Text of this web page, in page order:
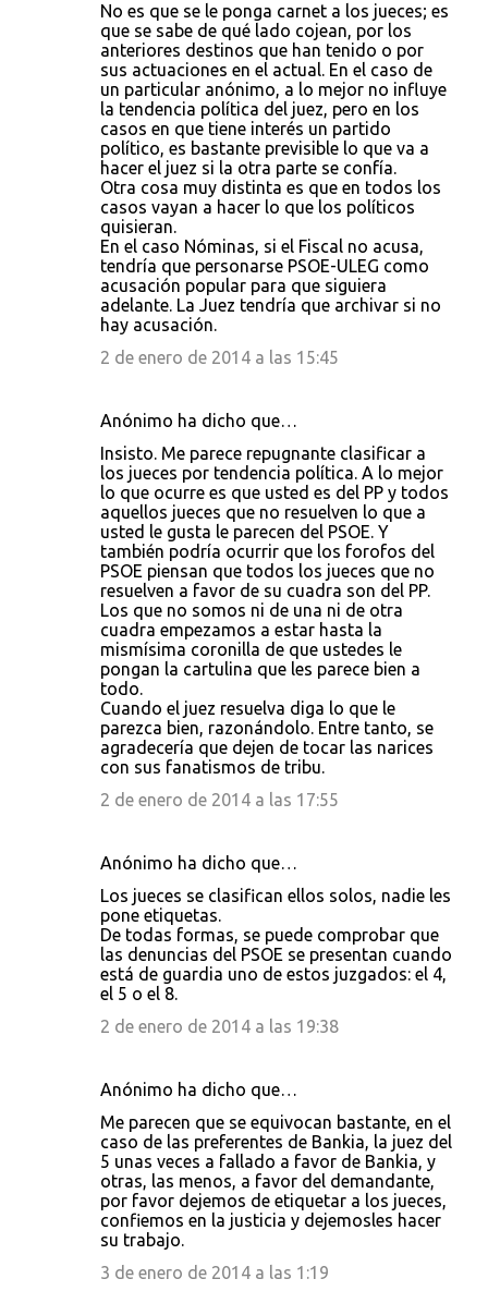
No es que se le ponga carnet a los jueces; es
que se sabe de qué lado cojean, por los
anteriores destinos que han tenido o por
sus actuaciones en el actual. En el caso de
un particular anónimo, a lo mejor no influye
la tendencia política del juez, pero en los
casos en que tiene interés un partido
político, es bastante previsible lo que va a
hacer el juez si la otra parte se confía.
Otra cosa muy distinta es que en todos los
casos vayan a hacer lo que los políticos
quisieran.
En el caso Nóminas, si el Fiscal no acusa,
tendría que personarse PSOE-ULEG como
acusación popular para que siguiera
adelante. La Juez tendría que archivar si no
hay acusación.
2 de enero de 2014 a las 15:45
Anónimo ha dicho que…
Insisto. Me parece repugnante clasificar a
los jueces por tendencia política. A lo mejor
lo que ocurre es que usted es del PP y todos
aquellos jueces que no resuelven lo que a
usted le gusta le parecen del PSOE. Y
también podría ocurrir que los forofos del
PSOE piensan que todos los jueces que no
resuelven a favor de su cuadra son del PP.
Los que no somos ni de una ni de otra
cuadra empezamos a estar hasta la
mismísima coronilla de que ustedes le
pongan la cartulina que les parece bien a
todo.
Cuando el juez resuelva diga lo que le
parezca bien, razonándolo. Entre tanto, se
agradecería que dejen de tocar las narices
con sus fanatismos de tribu.
2 de enero de 2014 a las 17:55
Anónimo ha dicho que…
Los jueces se clasifican ellos solos, nadie les
pone etiquetas.
De todas formas, se puede comprobar que
las denuncias del PSOE se presentan cuando
está de guardia uno de estos juzgados: el 4,
el 5 o el 8.
2 de enero de 2014 a las 19:38
Anónimo ha dicho que…
Me parecen que se equivocan bastante, en el
caso de las preferentes de Bankia, la juez del
5 unas veces a fallado a favor de Bankia, y
otras, las menos, a favor del demandante,
por favor dejemos de etiquetar a los jueces,
confiemos en la justicia y dejemosles hacer
su trabajo.
3 de enero de 2014 a las 1:19